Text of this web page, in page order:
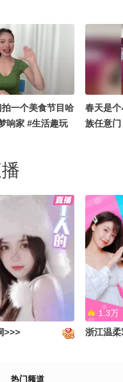
我了
一个美食节目哈
响家 #生活趣玩
春天是
族任意
桃子#生活趣玩家
关副本 #OMG你
bp 的绕
里文化
球online
贡献
>>>
1.3万
浙江温
热门频道